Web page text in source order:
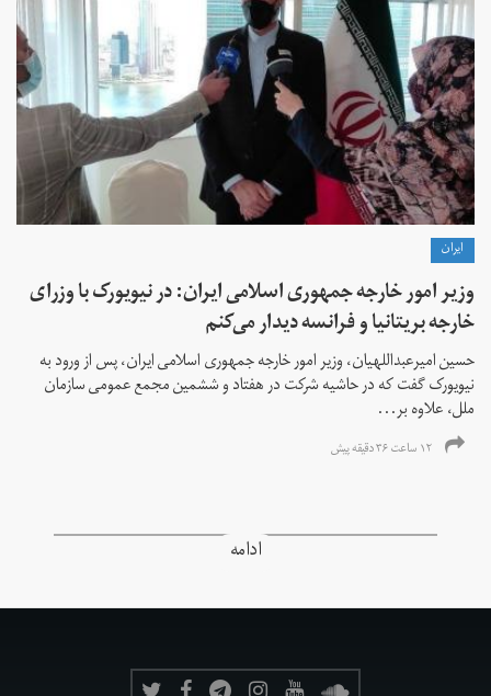
ايران
وزیر امور خارجه جمهوری اسلامی ایران: در نیویورک با وزرای
خارجه بریتانیا و فرانسه دیدار می‌کنم
حسین امیرعبداللهیان، وزیر امور خارجه جمهوری اسلامی ایران، پس از ورود به
نیویورک گفت که در حاشیه شرکت در هفتاد و ششمین مجمع عمومی سازمان
ملل، علاوه بر...
۱۲ ساعت ۳۶ دقیقه پیش
ادامه